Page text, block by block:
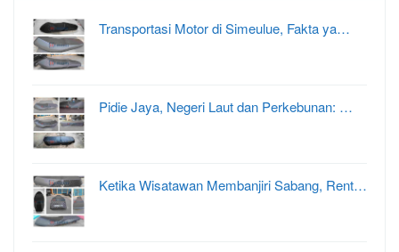
Transportasi Motor di Simeulue, Fakta ya…
Pidie Jaya, Negeri Laut dan Perkebunan: …
Ketika Wisatawan Membanjiri Sabang, Rent…